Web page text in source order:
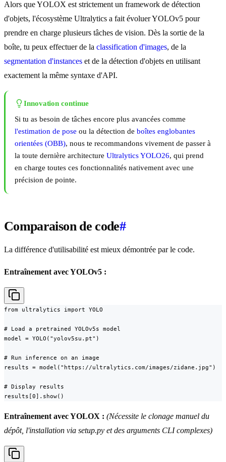
Alors que YOLOX est strictement un framework de détection
d'objets, l'écosystème Ultralytics a fait évoluer YOLOv5 pour
prendre en charge plusieurs tâches de vision. Dès la sortie de la
boîte, tu peux effectuer de la classification d'images, de la
segmentation d'instances et de la détection d'objets en utilisant
exactement la même syntaxe d'API.
Innovation continue
Si tu as besoin de tâches encore plus avancées comme
l'estimation de pose ou la détection de boîtes englobantes
orientées (OBB), nous te recommandons vivement de passer à
la toute dernière architecture Ultralytics YOLO26, qui prend
en charge toutes ces fonctionnalités nativement avec une
précision de pointe.
Comparaison de code#
La différence d'utilisabilité est mieux démontrée par le code.
Entraînement avec YOLOv5 :
from ultralytics import YOLO
# Load a pretrained YOLOv5s model
model = YOLO("yolov5su.pt")
# Run inference on an image
results = model("https://ultralytics.com/images/zidane.jpg")
# Display results
results[0].show()
Entraînement avec YOLOX : (Nécessite le clonage manuel du
dépôt, l'installation via setup.py et des arguments CLI complexes)